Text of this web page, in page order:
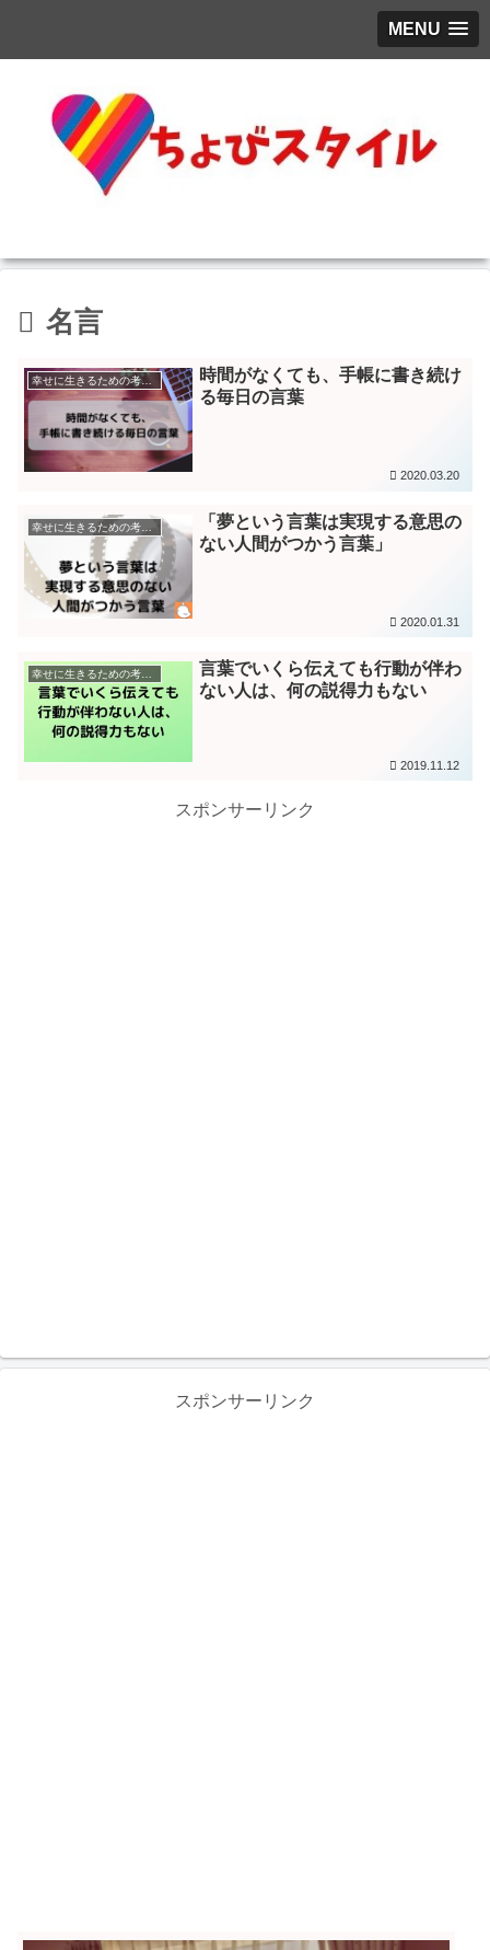
MENU
名言
幸せに生きるための考え方
時間がなくても、手帳に書き続け
る毎日の言葉
2020.03.20
幸せに生きるための考え方
「夢という言葉は実現する意思の
ない人間がつかう言葉」
2020.01.31
言葉でいくら伝えても行動が伴わ
ない人は、何の説得力もない
2019.11.12
スポンサーリンク
スポンサーリンク